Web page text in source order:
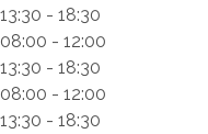
13:30 - 18:30
08:00 - 12:00
13:30 - 18:30
08:00 - 12:00
13:30 - 18:30